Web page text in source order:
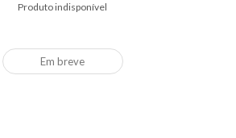
Produto indisponível
Em breve